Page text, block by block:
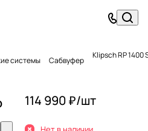
системы Сабвуфер Klipsch RP 1400
114 990 ₽/шт